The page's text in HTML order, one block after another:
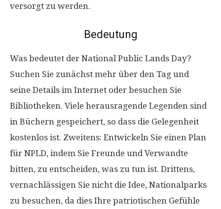
versorgt zu werden.
Bedeutung
Was bedeutet der National Public Lands Day?
Suchen Sie zunächst mehr über den Tag und
seine Details im Internet oder besuchen Sie
Bibliotheken. Viele herausragende Legenden sind
in Büchern gespeichert, so dass die Gelegenheit
kostenlos ist. Zweitens: Entwickeln Sie einen Plan
für NPLD, indem Sie Freunde und Verwandte
bitten, zu entscheiden, was zu tun ist. Drittens,
vernachlässigen Sie nicht die Idee, Nationalparks
zu besuchen, da dies Ihre patriotischen Gefühle